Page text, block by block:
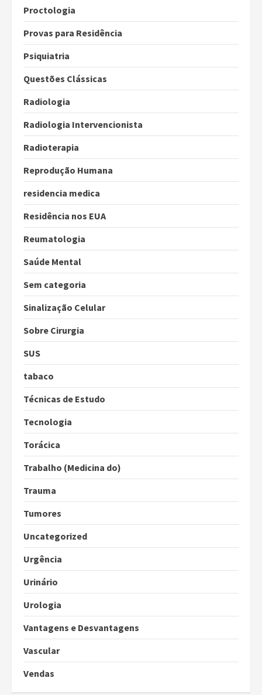
Proctologia
Provas para Residência
Psiquiatria
Questões Clássicas
Radiologia
Radiologia Intervencionista
Radioterapia
Reprodução Humana
residencia medica
Residência nos EUA
Reumatologia
Saúde Mental
Sem categoria
Sinalização Celular
Sobre Cirurgia
SUS
tabaco
Técnicas de Estudo
Tecnologia
Torácica
Trabalho (Medicina do)
Trauma
Tumores
Uncategorized
Urgência
Urinário
Urologia
Vantagens e Desvantagens
Vascular
Vendas